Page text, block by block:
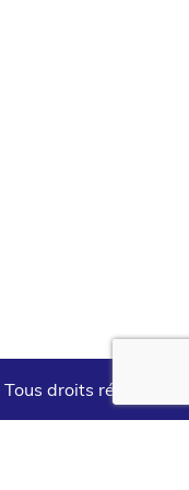
Tous droits réservés